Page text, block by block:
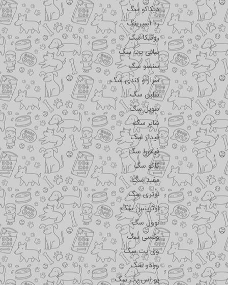
دیکاکو سگ
رد اسپرینگ
روتیکا سگ
سانی پت سگ
سنسو سگ
سزار و کندی سگ
سلبن سگ
سویل سگ
شایر سگ
فیدار سگ
فیفورا سگ
کاکو سگ
مفید سگ
نوتری سگ
نوترینس سگ
نوول سگ
وکسی سگ
وی پت سگ
وودو سگ
یو اس پت سگ